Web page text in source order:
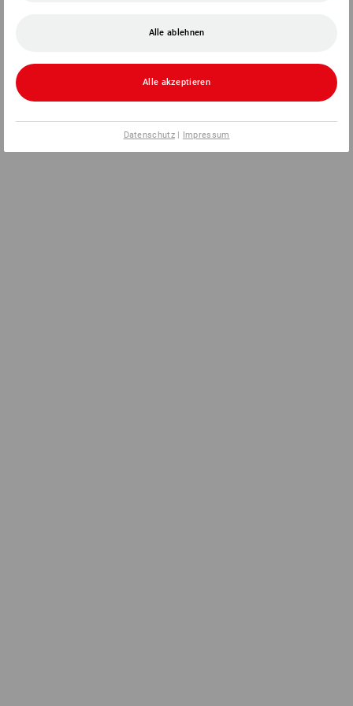
Alle ablehnen
Alle akzeptieren
Datenschutz| Impressum